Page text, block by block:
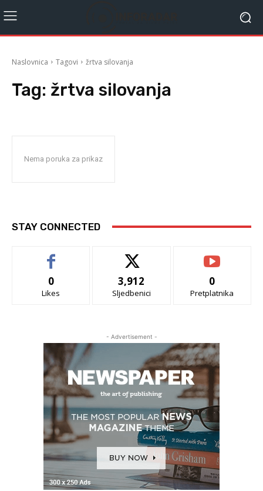
Naslovnica Tagovi žrtva silovanja
Tag: žrtva silovanja
Nema poruka za prikaz
STAY CONNECTED
0
Likes
3,912
Sljedbenici
0
Pretplatnika
- Advertisement -